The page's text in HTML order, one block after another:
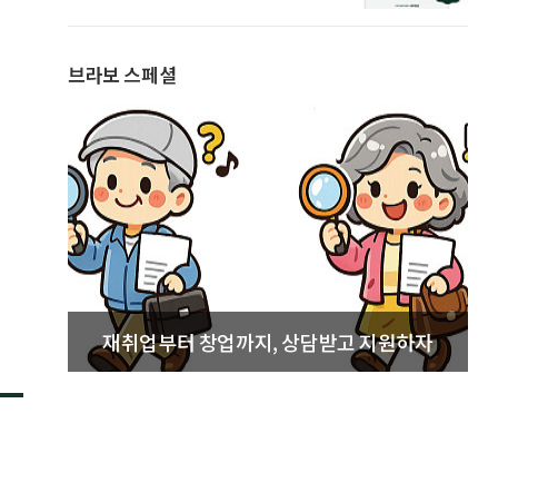
브라보 스페셜
재취업부터 창업까지, 상담받고 지원하자